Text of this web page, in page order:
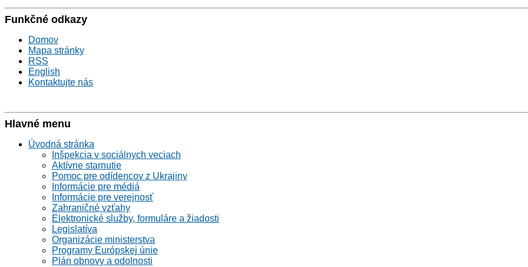
Funkčné odkazy
Domov
Mapa stránky
RSS
English
Kontaktujte nás
Hlavné menu
Úvodná stránka
Inšpekcia v sociálnych veciach
Aktívne starnutie
Pomoc pre odídencov z Ukrajiny
Informácie pre médiá
Informácie pre verejnosť
Zahraničné vzťahy
Elektronické služby, formuláre a žiadosti
Legislatíva
Organizácie ministerstva
Programy Európskej únie
Plán obnovy a odolnosti